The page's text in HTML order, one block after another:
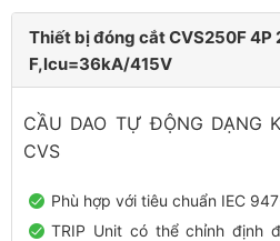
Thiết bị đóng cắt CVS250F
F,lcu=36kA/415V
CẦU DAO TỰ ĐỘNG DẠNG
CVS
Phù hợp với tiêu chuẩn IEC
TRIP Unit có thể chỉnh định